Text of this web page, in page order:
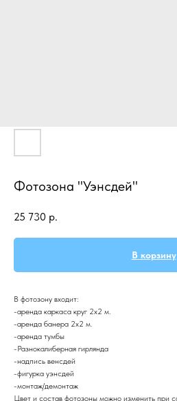
Фотозона "Уэнсдей"
25 730 р.
В корзину
В фотозону входит:
-аренда каркаса круг 2х2 м.
-аренда банера 2х2 м.
-аренда тумбы
-Разнокалиберная гирлянда
-надпись венсдей
-фигурка уэнсдей
-монтаж/демонтаж
Цвет и состав фотозоны можно изменить при